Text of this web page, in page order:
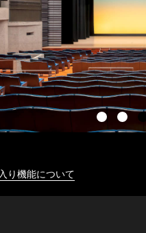
り機能について